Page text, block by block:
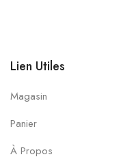
Lien Utiles
Magasin
Panier
À Propos